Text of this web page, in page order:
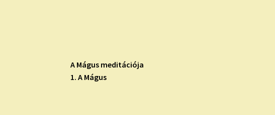
A Mágus meditációja
1. A Mágus